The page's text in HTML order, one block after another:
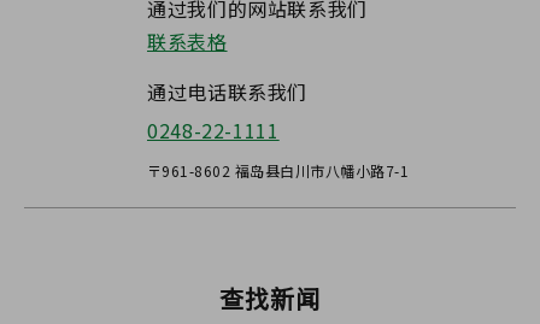
通过我们的网站联系我们
联系表格
通过电话联系我们
0248-22-1111
〒961-8602 福岛县白川市八幡小路7-1
查找新闻